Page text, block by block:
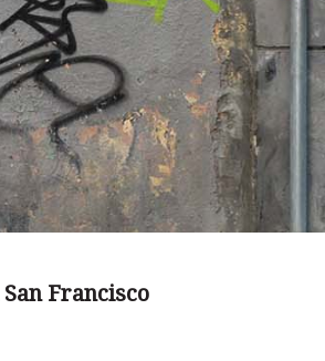
Francisco